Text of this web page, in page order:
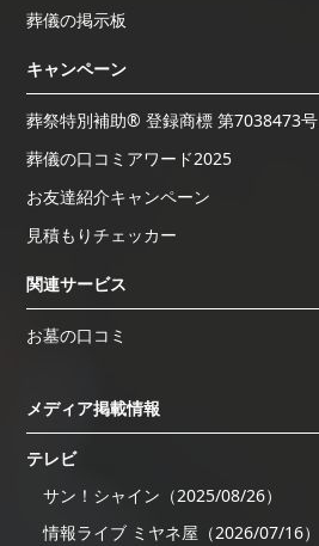
葬儀の掲示板
キャンペーン
葬祭特別補助® 登録商標 第7038473号
葬儀の口コミアワード2025
お友達紹介キャンペーン
見積もりチェッカー
関連サービス
お墓の口コミ
メディア掲載情報
テレビ
サン！シャイン（2025/08/26）
情報ライブ ミヤネ屋（2026/07/16）